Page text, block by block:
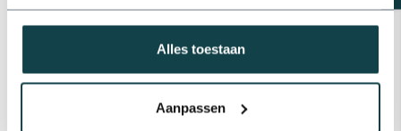
Alles toestaan
Aanpassen
Aantal zones 6 zones
1" binnendraad
Installeren Buiten | Outdoor
230V